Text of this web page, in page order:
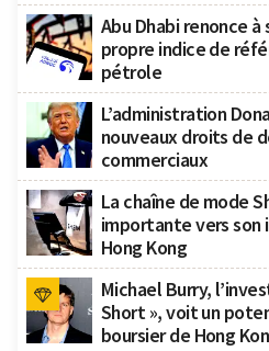
Abu Dhabi renonce
propre indice de
pétrole
L’administration
nouveaux droits de
commerciaux
La chaîne de mode
importante vers son
Hong Kong
Michael Burry,
Short », voit un
boursier de Hong